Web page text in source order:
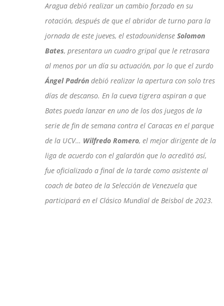
Aragua debió realizar un cambio forzado en su
rotación, después de que el abridor de turno para la
jornada de este jueves, el estadounidense Solomon
Bates, presentara un cuadro gripal que le retrasara
al menos por un día su actuación, por lo que el zurdo
Ángel Padrón debió realizar la apertura con solo tres
días de descanso. En la cueva tigrera aspiran a que
Bates pueda lanzar en uno de los dos juegos de la
serie de fin de semana contra el Caracas en el parque
de la UCV… Wilfredo Romero, el mejor dirigente de la
liga de acuerdo con el galardón que lo acreditó así,
fue oficializado a final de la tarde como asistente al
coach de bateo de la Selección de Venezuela que
participará en el Clásico Mundial de Beisbol de 2023.